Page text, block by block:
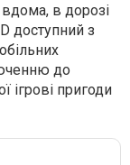
в дорозі
доступний з
до
ігрові пригоди